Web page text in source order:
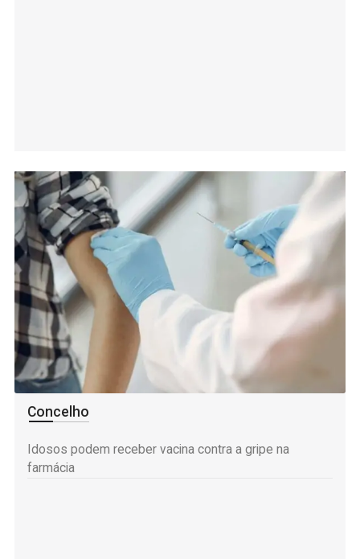
Concelho
Idosos podem receber vacina contra a gripe na
farmácia
Meteorologia
Mais informação